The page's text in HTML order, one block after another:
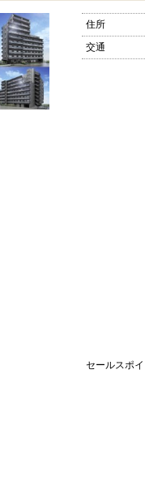
住所
交通
セールスポ